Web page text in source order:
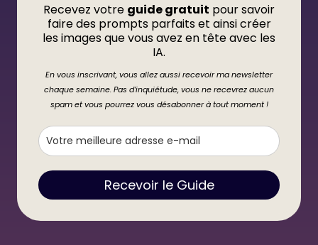
Recevez votre guide gratuit pour savoir
faire des prompts parfaits et ainsi créer
les images que vous avez en tête avec les
IA.
En vous inscrivant, vous allez aussi recevoir ma newsletter
chaque semaine. Pas d’inquiétude, vous ne recevrez aucun
spam et vous pourrez vous désabonner à tout moment !
Recevoir le Guide